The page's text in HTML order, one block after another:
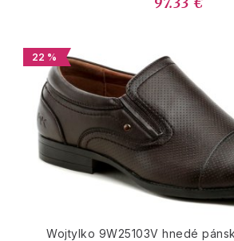
22 %
Wojtylko 9W25103V hnedé